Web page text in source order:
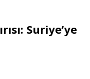
Suriye’ye